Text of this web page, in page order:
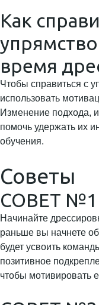
Как
время
Чтобы справиться с
использовать
Изменение подхода,
помочь удержать их
обучения.
Советы
СОВЕТ №1
Начинайте
раньше вы начнете
будет усвоить
позитивное
чтобы мотивировать